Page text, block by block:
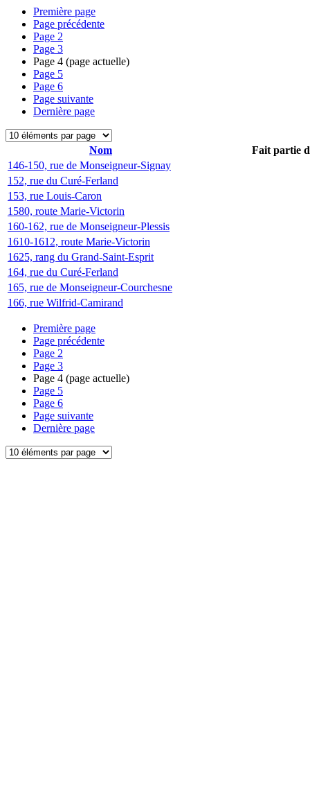
Première page
Page précédente
Page 2
Page 3
Page 4 (page actuelle)
Page 5
Page 6
Page suivante
Dernière page
Nom
Fait partie
146-150, rue de Monseigneur-Signay
152, rue du Curé-Ferland
153, rue Louis-Caron
1580, route Marie-Victorin
160-162, rue de Monseigneur-Plessis
1610-1612, route Marie-Victorin
1625, rang du Grand-Saint-Esprit
164, rue du Curé-Ferland
165, rue de Monseigneur-Courchesne
166, rue Wilfrid-Camirand
Première page
Page précédente
Page 2
Page 3
Page 4 (page actuelle)
Page 5
Page 6
Page suivante
Dernière page